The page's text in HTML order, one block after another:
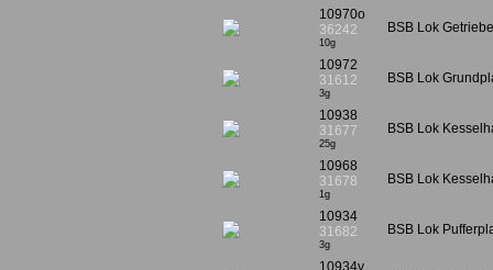
10970o
36242
10g
BSB Lok
10972
31612
3g
BSB Lok
10938
31677
25g
BSB Lok
10968
31678
1g
BSB Lok
10934
31682
3g
BSB Lok